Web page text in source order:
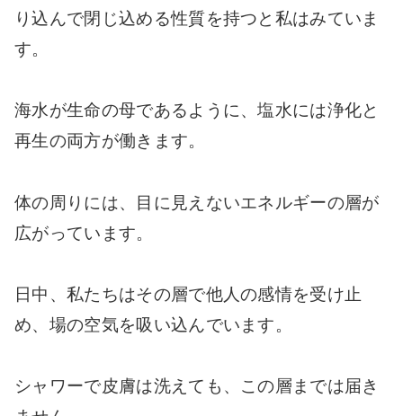
り込んで閉じ込める性質を持つと私はみていま
す。
海水が生命の母であるように、塩水には浄化と
再生の両方が働きます。
体の周りには、目に見えないエネルギーの層が
広がっています。
日中、私たちはその層で他人の感情を受け止
め、場の空気を吸い込んでいます。
シャワーで皮膚は洗えても、この層までは届き